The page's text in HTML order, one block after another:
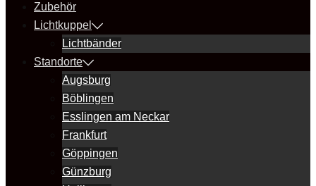
Zubehör
Lichtkuppel
Lichtbänder
Standorte
Augsburg
Böblingen
Esslingen am Neckar
Frankfurt
Göppingen
Günzburg